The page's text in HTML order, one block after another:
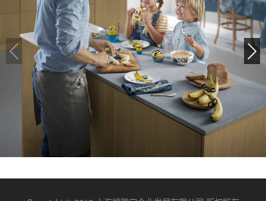
小黄人系列（随行款）